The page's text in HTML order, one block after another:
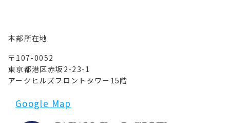
本部所在地
〒107-0052
東京都港区赤坂2-23-1
アークヒルズフロントタワー15階
Google Map